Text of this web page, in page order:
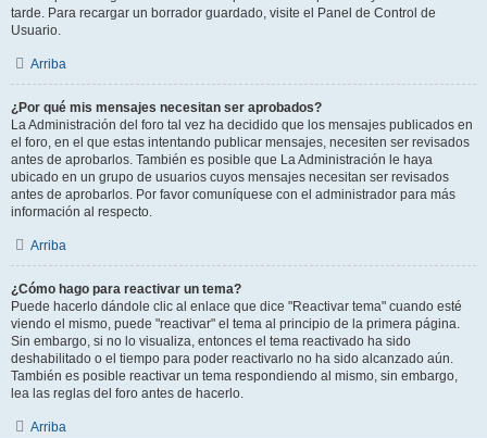
tarde. Para recargar un borrador guardado, visite el Panel de Control de
Usuario.
Arriba
¿Por qué mis mensajes necesitan ser aprobados?
La Administración del foro tal vez ha decidido que los mensajes publicados en
el foro, en el que estas intentando publicar mensajes, necesiten ser revisados
antes de aprobarlos. También es posible que La Administración le haya
ubicado en un grupo de usuarios cuyos mensajes necesitan ser revisados
antes de aprobarlos. Por favor comuníquese con el administrador para más
información al respecto.
Arriba
¿Cómo hago para reactivar un tema?
Puede hacerlo dándole clic al enlace que dice "Reactivar tema" cuando esté
viendo el mismo, puede "reactivar" el tema al principio de la primera página.
Sin embargo, si no lo visualiza, entonces el tema reactivado ha sido
deshabilitado o el tiempo para poder reactivarlo no ha sido alcanzado aún.
También es posible reactivar un tema respondiendo al mismo, sin embargo,
lea las reglas del foro antes de hacerlo.
Arriba